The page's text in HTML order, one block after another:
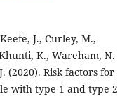
J., Curley, M.,
K., Wareham, N.
(2020). Risk factors for
with type 1 and type 2